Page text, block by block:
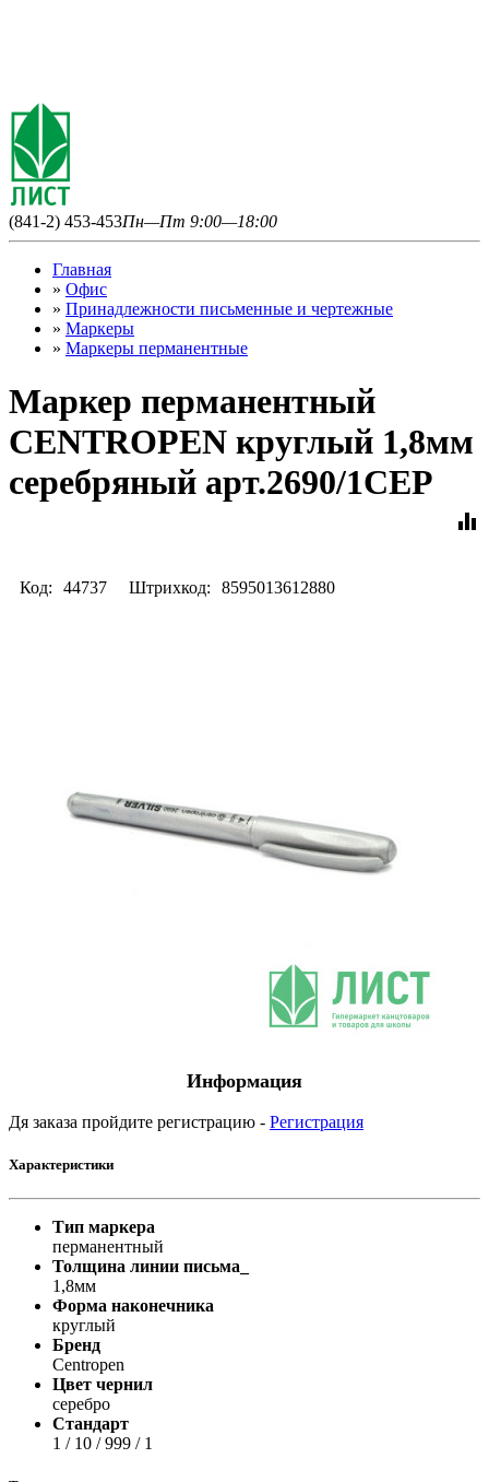
(841-2) 453-453Пн—Пт 9:00—18:00
Главная
» Офис
» Принадлежности письменные и чертежные
» Маркеры
» Маркеры перманентные
Маркер перманентный
CENTROPEN круглый 1,8мм
серебряный арт.2690/1СЕР
equalizer
Код: 44737 Штрихкод: 8595013612880
Информация
Дя заказа пройдите регистрацию - Регистрация
Характеристики
Тип маркера
перманентный
Толщина линии письма_
1,8мм
Форма наконечника
круглый
Бренд
Centropen
Цвет чернил
серебро
Стандарт
1 / 10 / 999 / 1